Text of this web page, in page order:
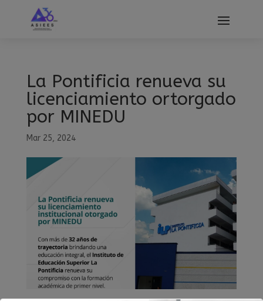
La Pontificia renueva su
licenciamiento ortorgado
por MINEDU
Mar 25, 2024